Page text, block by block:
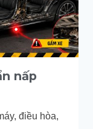
nấp
điều hòa,